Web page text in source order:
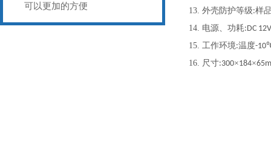
可以更加的方便
13. 外壳防护等级:样
14. 电源、功耗:DC
15. 工作环境:温度-10
16. 尺寸:300×184×